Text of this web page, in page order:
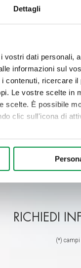
Dettagli
vostri dati personali,
informazioni sul
contenuti, ricercare
Le vostre scelte in
scelte. È possibile
clic sull'icona di
sul modo
loro servizi.
RICHIEDI
(*)